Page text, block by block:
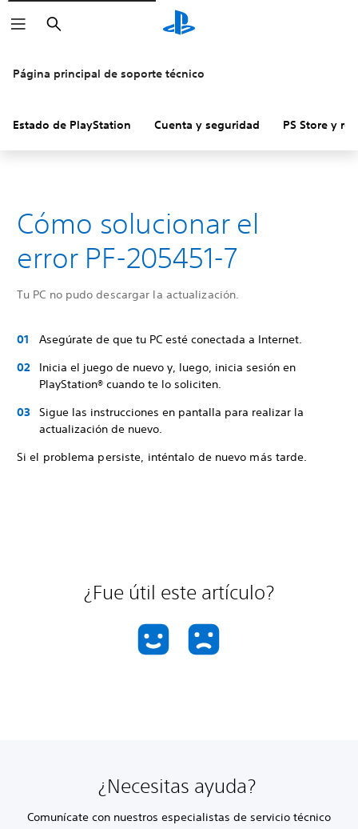
Buscar
Página principal de soporte técnico
Estado de PlayStation Cuenta y seguridad PS Store y
Cómo solucionar el
error PF-205451-7
Tu PC no pudo descargar la actualización.
Asegúrate de que tu PC esté conectada a Internet.
Inicia el juego de nuevo y, luego, inicia sesión en
PlayStation® cuando te lo soliciten.
Sigue las instrucciones en pantalla para realizar la
actualización de nuevo.
Si el problema persiste, inténtalo de nuevo más tarde.
¿Fue útil este artículo?
¿Necesitas ayuda?
Comunícate con nuestros especialistas de servicio técnico